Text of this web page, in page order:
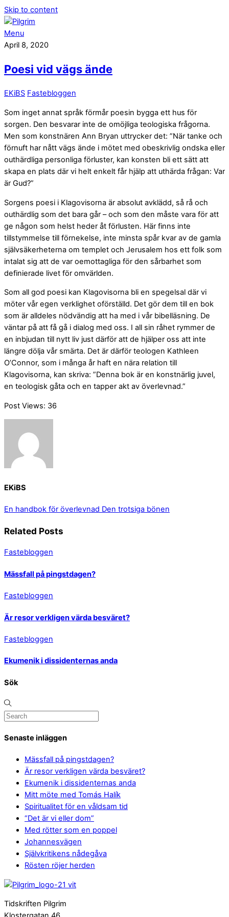
Skip to content
Menu
April 8, 2020
Poesi vid vägs ände
EKiBS Fastebloggen
Som inget annat språk förmår poesin bygga ett hus för
sorgen. Den besvarar inte de omöjliga teologiska frågorna.
Men som konstnären Ann Bryan uttrycker det: ”När tanke och
förnuft har nått vägs ände i mötet med obeskrivlig ondska eller
outhärdliga personliga förluster, kan konsten bli ett sätt att
skapa en plats där vi helt enkelt får hjälp att uthärda frågan: Var
är Gud?”
Sorgens poesi i Klagovisorna är absolut avklädd, så rå och
outhärdlig som det bara går – och som den måste vara för att
ge någon som helst heder åt förlusten. Här finns inte
tillstymmelse till förnekelse, inte minsta spår kvar av de gamla
självsäkerheterna om templet och Jerusalem hos ett folk som
intalat sig att de var oemottagliga för den sårbarhet som
definierade livet för omvärlden.
Som all god poesi kan Klagovisorna bli en spegelsal där vi
möter vår egen verklighet oförställd. Det gör dem till en bok
som är alldeles nödvändig att ha med i vår bibelläsning. De
väntar på att få gå i dialog med oss. I all sin råhet rymmer de
en inbjudan till nytt liv just därför att de hjälper oss att inte
längre dölja vår smärta. Det är därför teologen Kathleen
O’Connor, som i många år haft en nära relation till
Klagovisorna, kan skriva: ”Denna bok är en konstnärlig juvel,
en teologisk gåta och en tapper akt av överlevnad.”
Post Views: 36
EKiBS
En handbok för överlevnad Den trotsiga bönen
Related Posts
Fastebloggen
Mässfall på pingstdagen?
Fastebloggen
Är resor verkligen värda besväret?
Fastebloggen
Ekumenik i dissidenternas anda
Sök
Senaste inläggen
Mässfall på pingstdagen?
Är resor verkligen värda besväret?
Ekumenik i dissidenternas anda
Mitt möte med Tomás Halík
Spiritualitet för en våldsam tid
“Det är vi eller dom”
Med rötter som en poppel
Johannesvägen
Självkritikens nådegåva
Rösten röjer herden
Tidskriften Pilgrim